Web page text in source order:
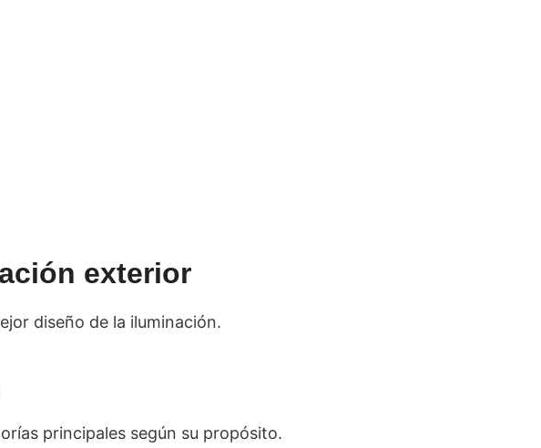
exterior
diseño de la iluminación.
principales según su propósito.